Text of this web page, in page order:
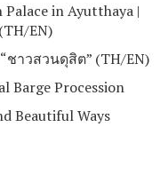
Palace in Ayutthaya |
EN)
าวสวนดุสิต” (TH/EN)
Barge Procession
Beautiful Ways